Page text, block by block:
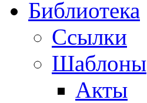
Библиотека
Ссылки
Шаблоны
Акты